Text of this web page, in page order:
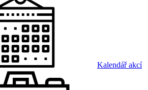
Kalendář akcí